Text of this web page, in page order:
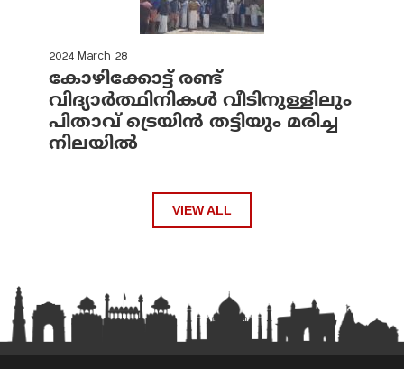
2024 March 28
കോഴിക്കോട്ട് രണ്ട്
വിദ്യാർത്ഥിനികൾ വീടിനുള്ളിലും
പിതാവ് ട്രെയിൻ തട്ടിയും മരിച്ച
നിലയിൽ
VIEW ALL